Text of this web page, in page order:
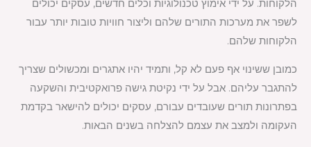
הלקוחות. על ידי אימוץ טכנולוגיות וכלים חדשים, עסקים יכולים
לשפר את מערכות התורים שלהם וליצור חוויות טובות יותר עבור
הלקוחות שלהם.
כמובן ששינוי אף פעם לא קל, ותמיד יהיו אתגרים ומכשולים שצריך
להתגבר עליהם. אבל על ידי נקיטת גישה פרואקטיבית והשקעה
בפתרונות תורים שעובדים עבורם, עסקים יכולים להישאר בקדמת
העקומה ולמצב את עצמם להצלחה בשנים הבאות.